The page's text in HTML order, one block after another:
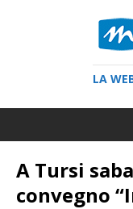
LA
A Tursi
convegno